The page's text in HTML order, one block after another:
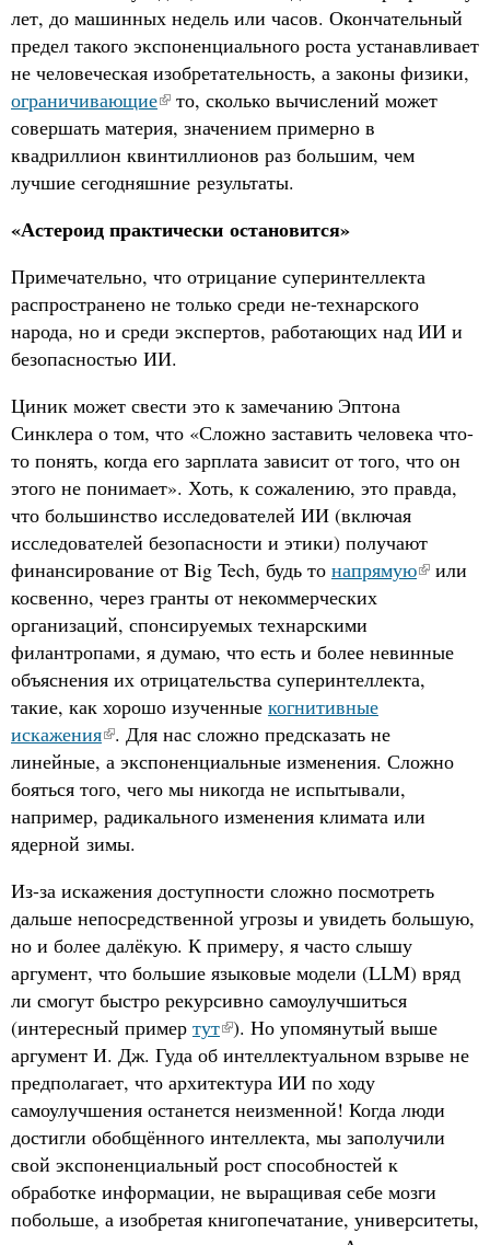
лет, до машинных недель или часов. Окончательный
предел такого экспоненциального роста устанавливает
не человеческая изобретательность, а законы физики,
ограничивающие
то, сколько вычислений может
совершать материя, значением примерно в
квадриллион квинтиллионов раз большим, чем
лучшие сегодняшние результаты.
«Астероид практически остановится»
Примечательно, что отрицание суперинтеллекта
распространено не только среди не-технарского
народа, но и среди экспертов, работающих над ИИ и
безопасностью ИИ.
Циник может свести это к замечанию Эптона
Синклера о том, что «Сложно заставить человека что-
то понять, когда его зарплата зависит от того, что он
этого не понимает». Хоть, к сожалению, это правда,
что большинство исследователей ИИ (включая
исследователей безопасности и этики) получают
финансирование от Big Tech, будь то напрямую
или
косвенно, через гранты от некоммерческих
организаций, спонсируемых технарскими
филантропами, я думаю, что есть и более невинные
объяснения их отрицательства суперинтеллекта,
такие, как хорошо изученные когнитивные
искажения . Для нас сложно предсказать не
линейные, а экспоненциальные изменения. Сложно
бояться того, чего мы никогда не испытывали,
например, радикального изменения климата или
ядерной зимы.
Из-за искажения доступности сложно посмотреть
дальше непосредственной угрозы и увидеть большую,
но и более далёкую. К примеру, я часто слышу
аргумент, что большие языковые модели (LLM) вряд
ли смогут быстро рекурсивно самоулучшиться
(интересный пример тут ). Но упомянутый выше
аргумент И. Дж. Гуда об интеллектуальном взрыве не
предполагает, что архитектура ИИ по ходу
самоулучшения останется неизменной! Когда люди
достигли обобщённого интеллекта, мы заполучили
свой экспоненциальный рост способностей к
обработке информации, не выращивая себе мозги
побольше, а изобретая книгопечатание, университеты,